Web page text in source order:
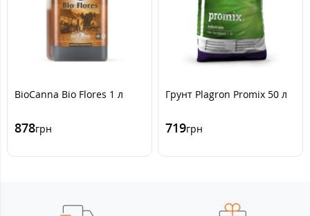
BioCanna Bio Flores 1 л
878грн
Грунт Plagron Promix 50 л
719грн